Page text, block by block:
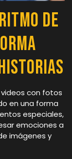
de
con fotos
en una forma
especiales,
emociones a
imágenes y